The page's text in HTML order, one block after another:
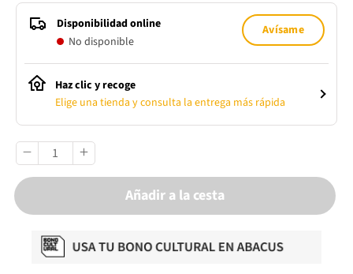
Disponibilidad online
No disponible
Avísame
Haz clic y recoge
Elige una tienda y consulta la entrega más rápida
Añadir a la cesta